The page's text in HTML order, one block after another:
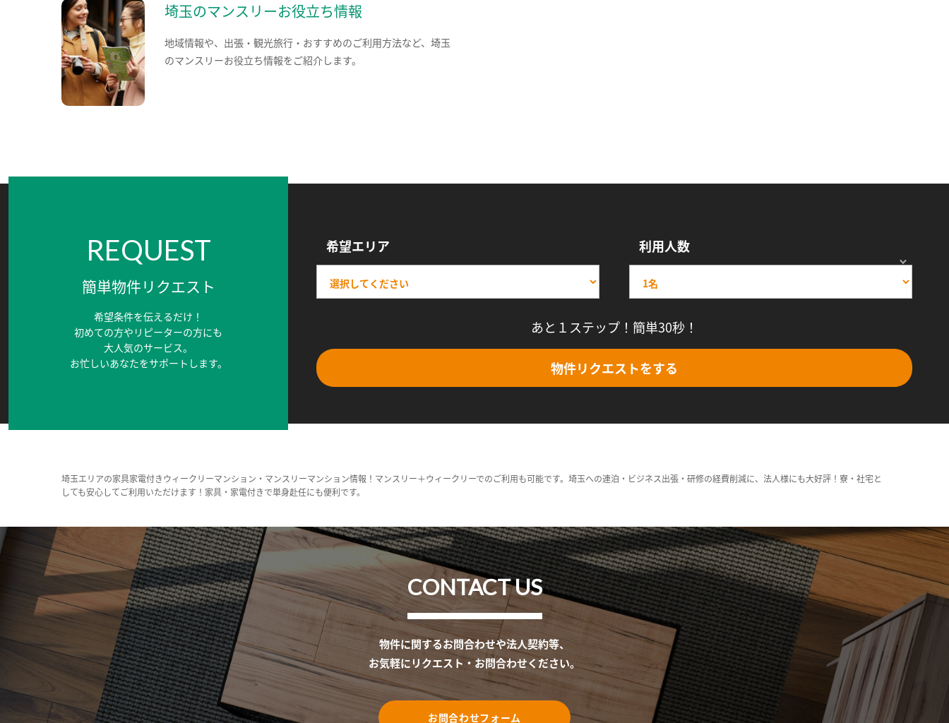
埼玉のマンスリーお役立ち情報
地域情報や、出張・観光旅行・おすすめのご利用方法など、埼玉
のマンスリーお役立ち情報をご紹介します。
REQUEST
簡単物件リクエスト
希望条件を伝えるだけ！
初めての方やリピーターの方にも
大人気のサービス。
お忙しいあなたをサポートします。
希望エリア 利用人数
あと１ステップ！簡単30秒！
物件リクエストをする
埼玉エリアの家具家電付きウィークリーマンション・マンスリーマンション情報！マンスリー＋ウィークリーでのご利用も可能です。埼玉への連泊・ビジネス出張・研修の経費削減に、法人様にも大好評！寮・社宅と
しても安心してご利用いただけます！家具・家電付きで単身赴任にも便利です。
CONTACT US
物件に関するお問合わせや法人契約等、
お気軽にリクエスト・お問合わせください。
お問合わせフォーム